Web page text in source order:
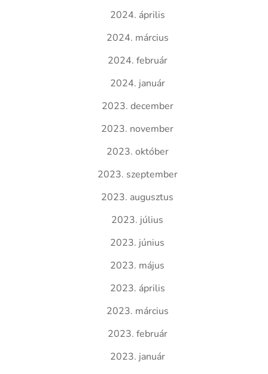
2024. április
2024. március
2024. február
2024. január
2023. december
2023. november
2023. október
2023. szeptember
2023. augusztus
2023. július
2023. június
2023. május
2023. április
2023. március
2023. február
2023. január